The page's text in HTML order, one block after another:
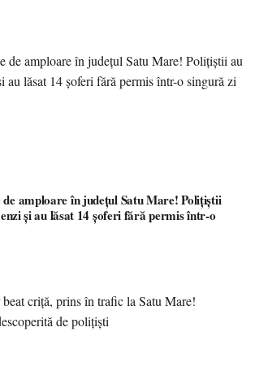
amploare în județul Satu Mare! Polițiștii
și au lăsat 14 șoferi fără permis într-o